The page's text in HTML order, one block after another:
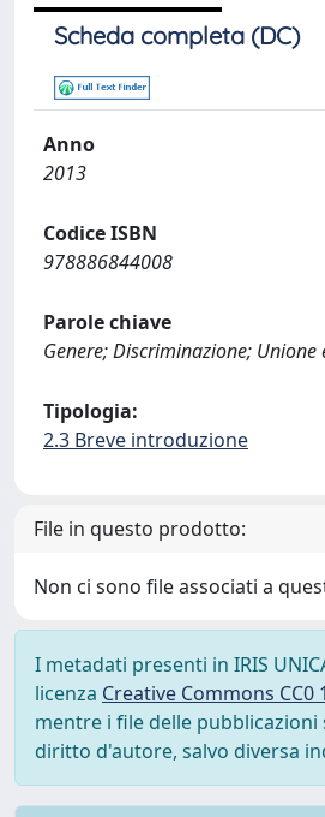
Scheda completa (DC)
Anno
2013
Codice ISBN
978886844008
Parole chiave
Genere; Discriminazione; Unione
Tipologia:
2.3 Breve introduzione
File in questo prodotto:
Non ci sono file associati a
I metadati presenti in IRIS
licenza Creative Commons CC0
mentre i file delle
diritto d'autore, salvo diversa